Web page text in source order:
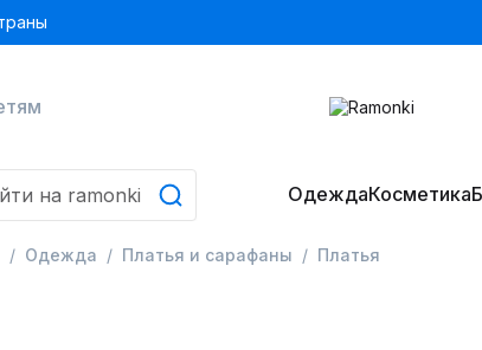
ОдеждаКосметика
Одежда Платья и сарафаны Платья